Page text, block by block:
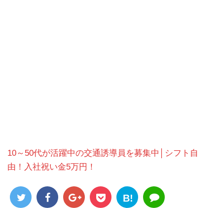
10～50代が活躍中の交通誘導員を募集中│シフト自
由！入社祝い金5万円！
B!